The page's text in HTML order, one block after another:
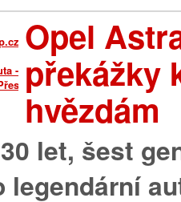
Opel
překážky
hvězdám
let, šest
legendární